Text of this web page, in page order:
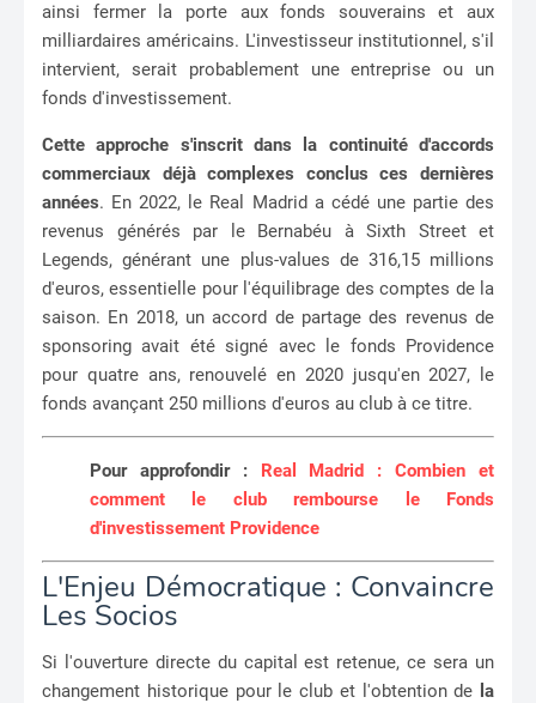
ainsi fermer la porte aux fonds souverains et aux
milliardaires américains. L'investisseur institutionnel, s'il
intervient, serait probablement une entreprise ou un
fonds d'investissement.
Cette approche s'inscrit dans la continuité d'accords
commerciaux déjà complexes conclus ces dernières
années. En 2022, le Real Madrid a cédé une partie des
revenus générés par le Bernabéu à Sixth Street et
Legends, générant une plus-values de 316,15 millions
d'euros, essentielle pour l'équilibrage des comptes de la
saison. En 2018, un accord de partage des revenus de
sponsoring avait été signé avec le fonds Providence
pour quatre ans, renouvelé en 2020 jusqu'en 2027, le
fonds avançant 250 millions d'euros au club à ce titre.
Pour approfondir :
Real Madrid : Combien et
comment le club rembourse le Fonds
d'investissement Providence
L'Enjeu Démocratique : Convaincre
Les Socios
Si l'ouverture directe du capital est retenue, ce sera un
changement historique pour le club et l'obtention de la